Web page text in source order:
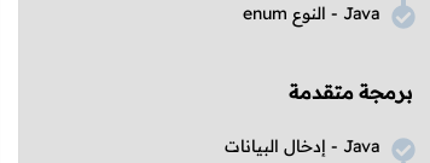
Java - النوع enum
برمجة متقدمة
Java - إدخال البيانات